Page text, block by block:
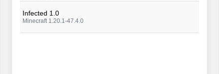
Infected 1.0
Minecraft 1.20.1-47.4.0